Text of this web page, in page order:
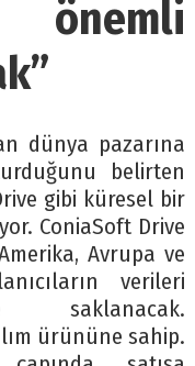
önemli
dünya pazarına
belirten
gibi küresel bir
ConiaSoft Drive
Avrupa ve
verileri
saklanacak.
ürününe sahip.